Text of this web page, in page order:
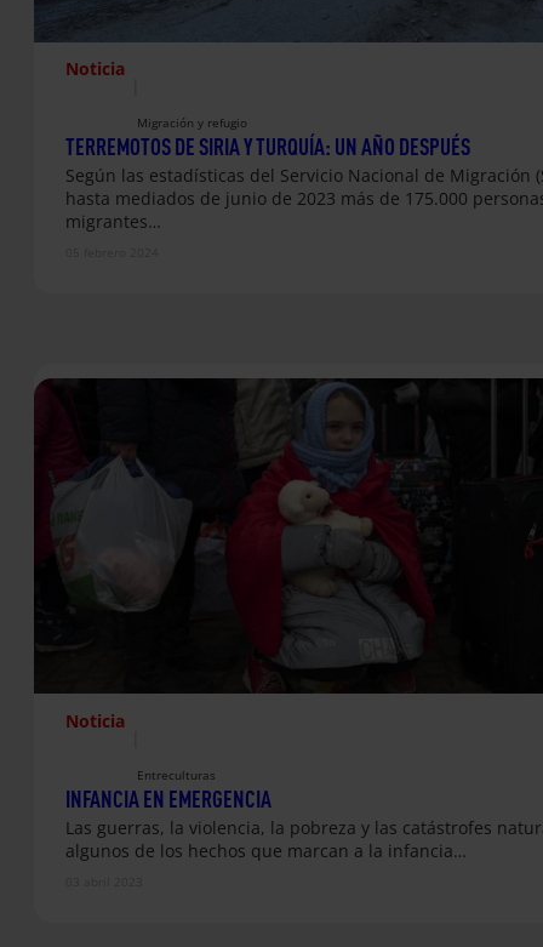
Noticia
Migración y refugio
TERREMOTOS DE SIRIA Y TURQUÍA: UN AÑO DESPUÉS
Según las estadísticas del Servicio Nacional de Migración
hasta mediados de junio de 2023 más de 175.000
migrantes…
Noticia
Entreculturas
INFANCIA EN EMERGENCIA
Las guerras, la violencia, la pobreza y las catástrofes
algunos de los hechos que marcan a la infancia…